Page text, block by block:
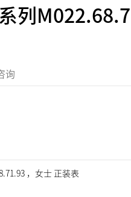
列
询
，女士 正装表